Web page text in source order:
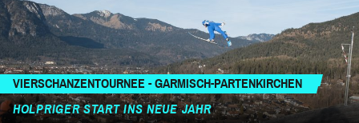
VIERSCHANZENTOURNEE - GARMISCH-PARTENKIRCHEN
HOLPRIGER START INS NEUE JAHR